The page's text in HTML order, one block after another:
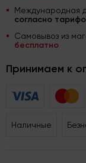
Международная
согласно
Самовывоз из
бесплатно
Принимаем к
Наличные